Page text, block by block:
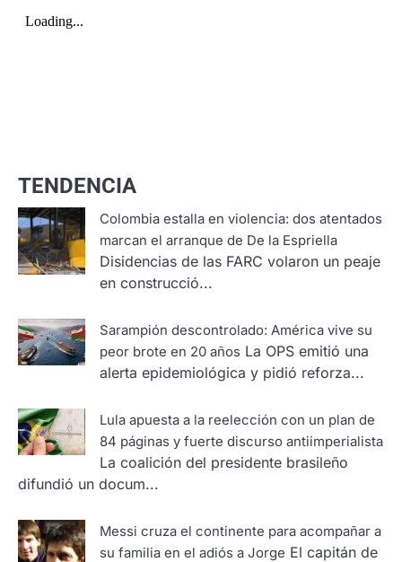
TENDENCIA
Colombia estalla en violencia: dos atentados
marcan el arranque de De la Espriella
Disidencias de las FARC volaron un peaje
en construcció...
Sarampión descontrolado: América vive su
peor brote en 20 años La OPS emitió una
alerta epidemiológica y pidió reforza...
Lula apuesta a la reelección con un plan de
84 páginas y fuerte discurso antiimperialista
La coalición del presidente brasileño
difundió un docum...
Messi cruza el continente para acompañar a
su familia en el adiós a Jorge El capitán de